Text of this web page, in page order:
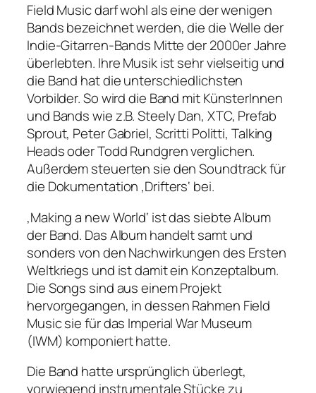
Field Music darf wohl als eine der wenigen
Bands bezeichnet werden, die die Welle der
Indie-Gitarren-Bands Mitte der 2000er Jahre
überlebten. Ihre Musik ist sehr vielseitig und
die Band hat die unterschiedlichsten
Vorbilder. So wird die Band mit KünsterInnen
und Bands wie z.B. Steely Dan, XTC, Prefab
Sprout, Peter Gabriel, Scritti Politti, Talking
Heads oder Todd Rundgren verglichen.
Außerdem steuerten sie den Soundtrack für
die Dokumentation ‚Drifters‘ bei.
‚Making a new World‘ ist das siebte Album
der Band. Das Album handelt samt und
sonders von den Nachwirkungen des Ersten
Weltkriegs und ist damit ein Konzeptalbum.
Die Songs sind aus einem Projekt
hervorgegangen, in dessen Rahmen Field
Music sie für das Imperial War Museum
(IWM) komponiert hatte.
Die Band hatte ursprünglich überlegt,
vorwiegend instrumentale Stücke zu